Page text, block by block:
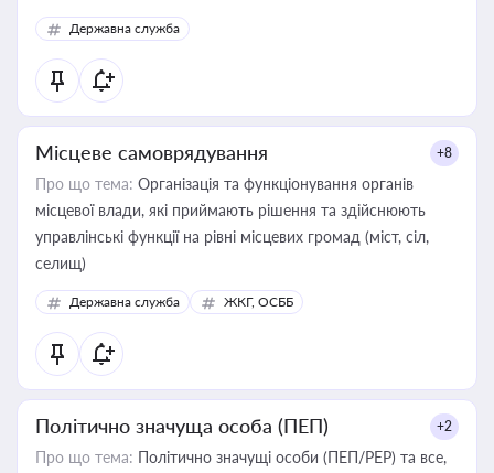
Державна служба
Місцеве самоврядування +8
Про що тема: Організація та функціонування органів
місцевої влади, які приймають рішення та здійснюють
управлінські функції на рівні місцевих громад (міст, сіл,
селищ)
Державна служба ЖКГ, ОСББ
Політично значуща особа (ПЕП) +2
Про що тема: Політично значущі особи (ПЕП/PEP) та все,